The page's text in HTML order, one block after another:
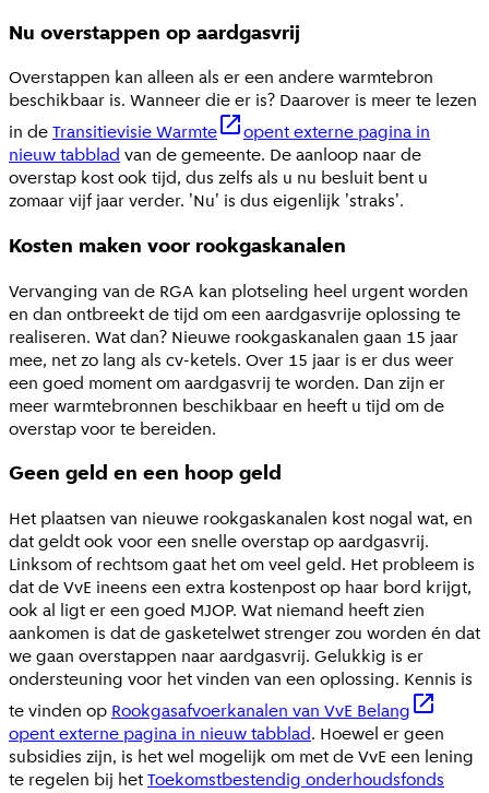
Nu overstappen op aardgasvrij
Overstappen kan alleen als er een andere warmtebron
beschikbaar is. Wanneer die er is? Daarover is meer te lezen
in deTransitievisie Warmte
opent externe pagina in
nieuw tabblad van de gemeente. De aanloop naar de
overstap kost ook tijd, dus zelfs als u nu besluit bent u
zomaar vijf jaar verder. 'Nu' is dus eigenlijk 'straks'.
Kosten maken voor rookgaskanalen
Vervanging van de RGA kan plotseling heel urgent worden
en dan ontbreekt de tijd om een aardgasvrije oplossing te
realiseren. Wat dan? Nieuwe rookgaskanalen gaan 15 jaar
mee, net zo lang als cv-ketels. Over 15 jaar is er dus weer
een goed moment om aardgasvrij te worden. Dan zijn er
meer warmtebronnen beschikbaar en heeft u tijd om de
overstap voor te bereiden.
Geen geld en een hoop geld
Het plaatsen van nieuwe rookgaskanalen kost nogal wat, en
dat geldt ook voor een snelle overstap op aardgasvrij.
Linksom of rechtsom gaat het om veel geld. Het probleem is
dat de VvE ineens een extra kostenpost op haar bord krijgt,
ook al ligt er een goed MJOP. Wat niemand heeft zien
aankomen is dat de gasketelwet strenger zou worden én dat
we gaan overstappen naar aardgasvrij. Gelukkig is er
ondersteuning voor het vinden van een oplossing. Kennis is
te vinden op Rookgasafvoerkanalen van VvE Belang
opent externe pagina in nieuw tabblad. Hoewel er geen
subsidies zijn, is het wel mogelijk om met de VvE een lening
te regelen bij hetToekomstbestendig onderhoudsfonds